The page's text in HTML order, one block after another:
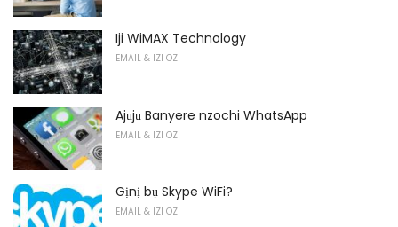
Iji WiMAX Technology
EMAIL & IZI OZI
Ajụjụ Banyere nzochi WhatsApp
EMAIL & IZI OZI
Gịnị bụ Skype WiFi?
EMAIL & IZI OZI